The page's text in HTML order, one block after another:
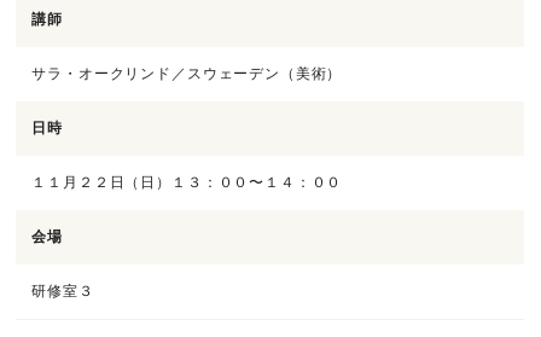
講師
サラ・オークリンド／スウェーデン（美術）
日時
１１月２２日（日）１３：００〜１４：００
会場
研修室３